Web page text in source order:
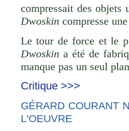
compressait des objets
Dwoskin compresse
Le tour de force et le
Dwoskin a été de
manque pas un seul
Critique >>>
GÉRARD COURANT
L'OEUVRE